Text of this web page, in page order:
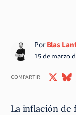
PorBlas
15 de marzo
COMPARTIR
La inflación de